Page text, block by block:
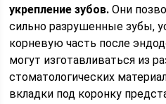
укрепление зубов. Они
сильно разрушенные зубы,
корневую часть после
могут изготавливаться из
стоматологических
вкладки под коронку